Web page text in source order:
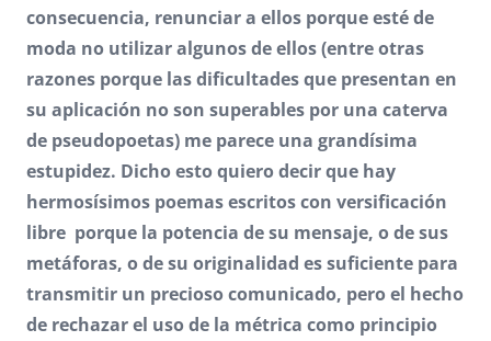
consecuencia, renunciar a ellos porque esté de
moda no utilizar algunos de ellos (entre otras
razones porque las dificultades que presentan en
su aplicación no son superables por una caterva
de pseudopoetas) me parece una grandísima
estupidez. Dicho esto quiero decir que hay
hermosísimos poemas escritos con versificación
libre porque la potencia de su mensaje, o de sus
metáforas, o de su originalidad es suficiente para
transmitir un precioso comunicado, pero el hecho
de rechazar el uso de la métrica como principio